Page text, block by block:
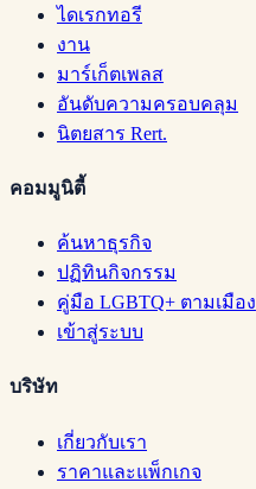
ไดเรกทอรี
งาน
มาร์เก็ตเพลส
อันดับความครอบคลุม
นิตยสาร Rert.
คอมมูนิตี้
ค้นหาธุรกิจ
ปฏิทินกิจกรรม
คู่มือ LGBTQ+ ตามเมือง
เข้าสู่ระบบ
บริษัท
เกี่ยวกับเรา
ราคาและแพ็กเกจ